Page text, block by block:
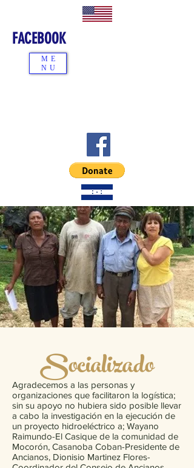
FACEBOOK
ME
NU
Socializado
Agradecemos a las personas y
organizaciones que facilitaron la logística;
sin su apoyo no hubiera sido posible llevar
a cabo la investigación en la ejecución de
un proyecto hidroeléctrico a; Wayano
Raimundo-El Casique de la comunidad de
Mocorón, Casanoba Coban-Presidente de
Ancianos, Dionisio Martinez Flores-